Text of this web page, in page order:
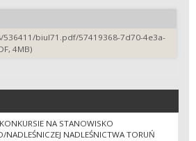
biul71.pdf/57419368-7d70-4e3a-
4MB)
NA STANOWISKO
NADLEŚNICZEJ NADLEŚNICTWA TORUŃ